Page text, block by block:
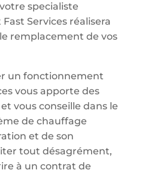
specialiste
Services réalisera
remplacement de vos
un fonctionnement
vous apporte des
vous conseille dans le
de chauffage
et de son
tout désagrément,
à un contrat de